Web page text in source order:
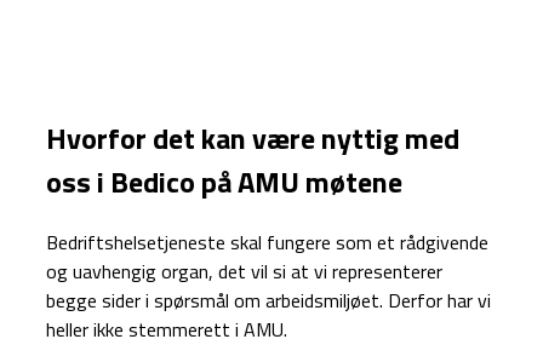
Hvorfor det kan være nyttig med
oss i Bedico på AMU møtene
Bedriftshelsetjeneste skal fungere som et rådgivende
og uavhengig organ, det vil si at vi representerer
begge sider i spørsmål om arbeidsmiljøet. Derfor har vi
heller ikke stemmerett i AMU.